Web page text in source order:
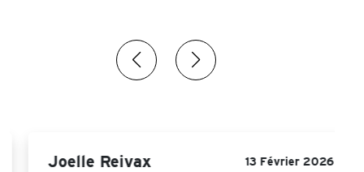
Joelle Reivax 13 Février 2026